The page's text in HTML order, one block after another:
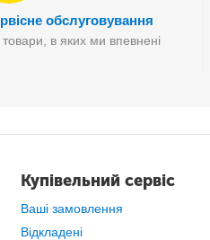
момент без
обслуговування
в яких ми впевнені
Купівельний сервіс
Ваші замовлення
Відкладені